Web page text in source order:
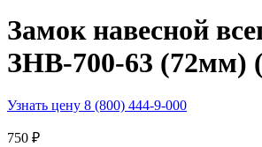
Замок навесной
ЗНВ-700-63 (72мм)
Узнать цену 8 (800) 444-9-000
750 ₽